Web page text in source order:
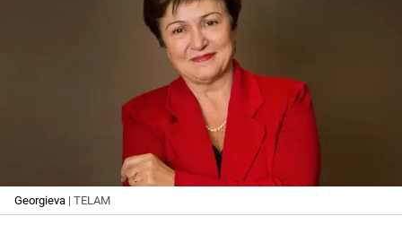
Georgieva | TELAM